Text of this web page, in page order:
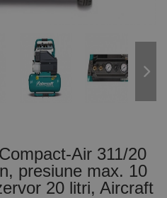
Air 311/20
presiune max. 10
20 litri, Aircraft